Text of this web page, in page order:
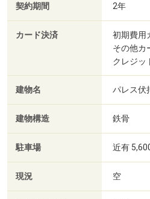
契約期間 2年
カード決済
初期費用
その他カ
クレジッ
建物名 パレス伏
建物構造 鉄骨
駐車場 近有
現況 空